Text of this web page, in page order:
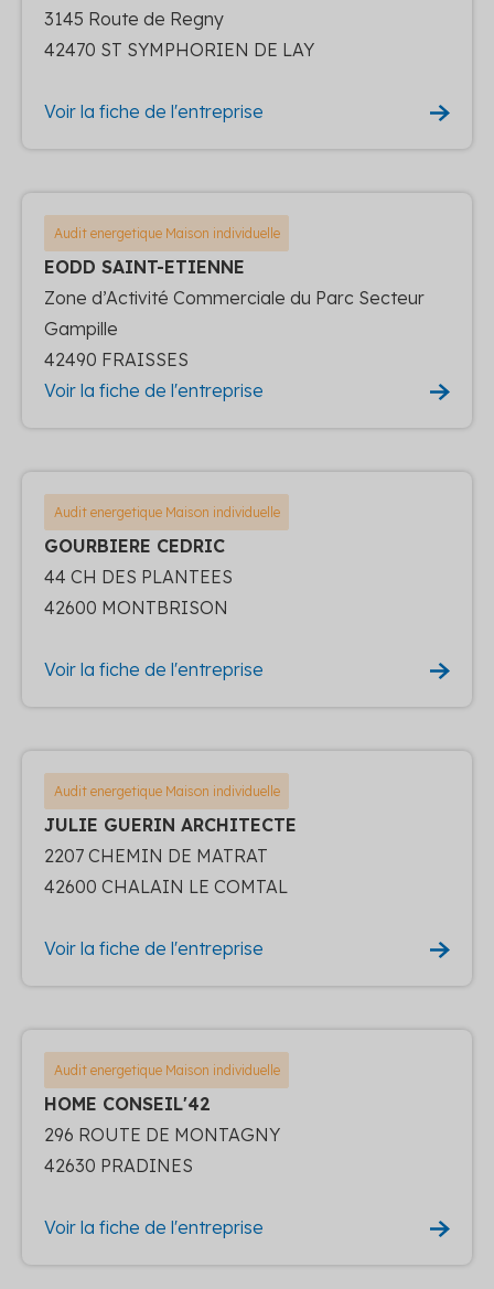
3145 Route de Regny
42470 ST SYMPHORIEN DE LAY
Voir la fiche de l'entreprise
Audit energetique Maison individuelle
EODD SAINT-ETIENNE
Zone d’Activité Commerciale du Parc Secteur
Gampille
42490 FRAISSES
Voir la fiche de l'entreprise
Audit energetique Maison individuelle
GOURBIERE CEDRIC
44 CH DES PLANTEES
42600 MONTBRISON
Voir la fiche de l'entreprise
Audit energetique Maison individuelle
JULIE GUERIN ARCHITECTE
2207 CHEMIN DE MATRAT
42600 CHALAIN LE COMTAL
Voir la fiche de l'entreprise
Audit energetique Maison individuelle
HOME CONSEIL'42
296 ROUTE DE MONTAGNY
42630 PRADINES
Voir la fiche de l'entreprise